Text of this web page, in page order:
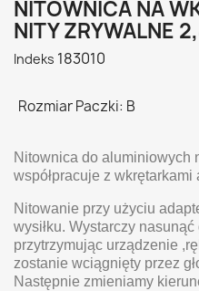
NITOWNICA NA
NITY ZRYWALNE
Indeks 183010
Rozmiar Paczki: B
Nitownica do aluminiowych
współpracuje z wkrętarkami
Nitowanie przy użyciu
wysiłku. Wystarczy
przytrzymując urządzenie
zostanie wciągnięty przez
Następnie zmieniamy